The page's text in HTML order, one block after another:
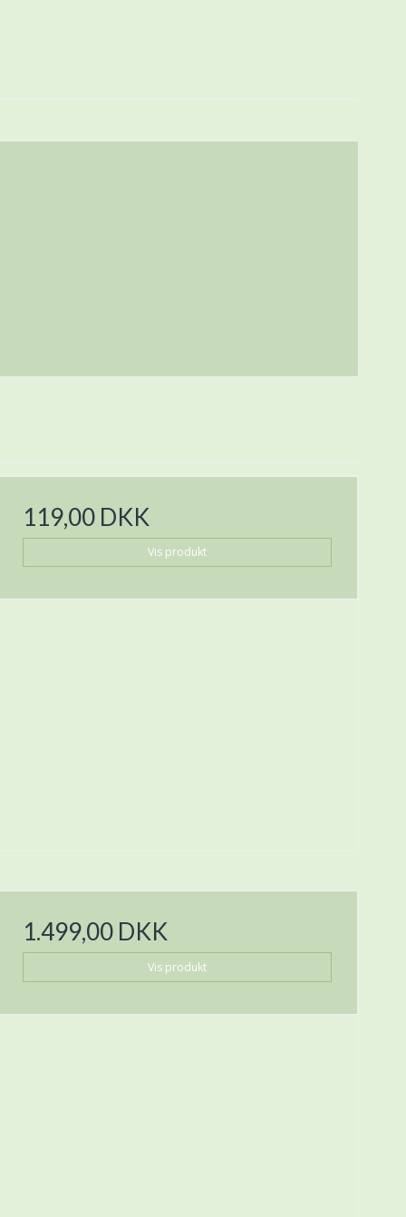
119,00 DKK
Vis produkt
1.499,00 DKK
Vis produkt